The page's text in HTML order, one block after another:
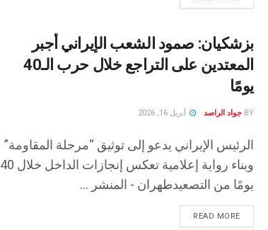
بزشكيان: صمود الشعب الإيراني أجبر
المعتدين على التراجع خلال حرب الـ40
يومًا
BY جواد الراصد أبريل 16, 2026
الرئيس الإيراني يدعو إلى توثيق “مرحلة المقاومة”
وبناء رواية إعلامية تعكس إنجازات الداخل خلال 40
يومًا من التصعيدطهران - المنشر ...
READ MORE